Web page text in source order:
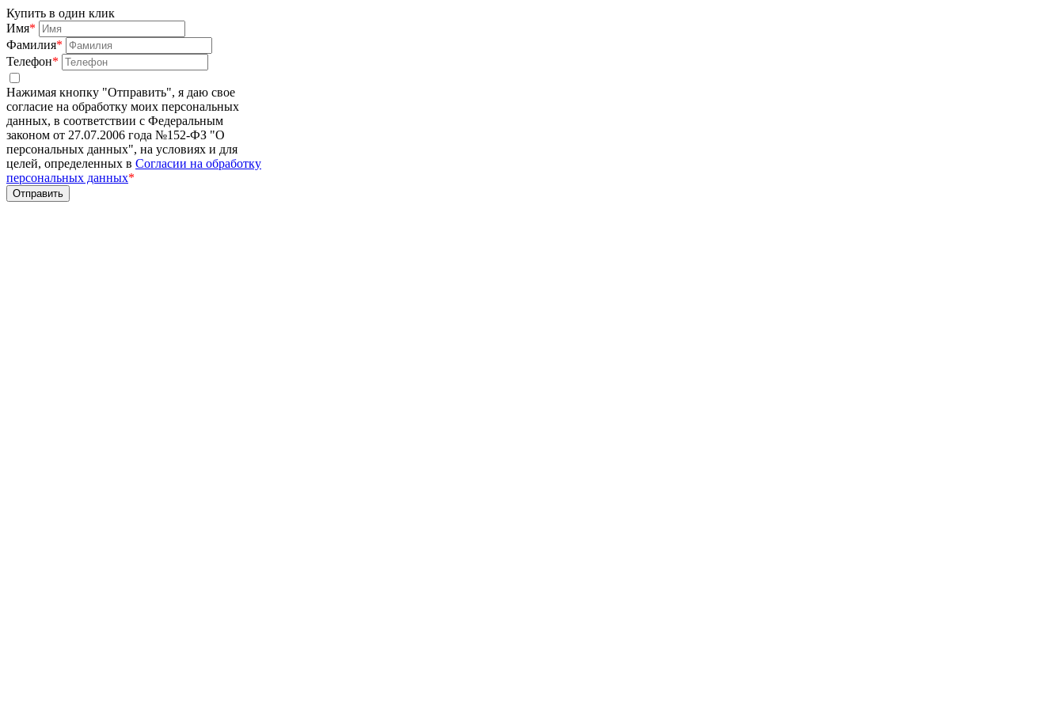
Купить в один клик
Имя*
Фамилия*
Телефон*
Нажимая кнопку "Отправить", я даю свое
согласие на обработку моих персональных
данных, в соответствии с Федеральным
законом от 27.07.2006 года №152-ФЗ "О
персональных данных", на условиях и для
целей, определенных в Согласии на обработку
персональных данных*